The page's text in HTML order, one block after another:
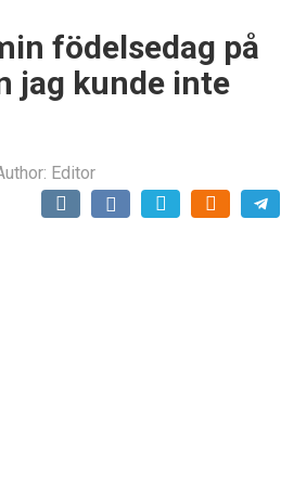
födelsedag på
jag kunde inte
Editor